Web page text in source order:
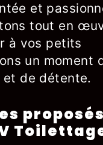
et
tout en
à vos petits
un moment
de détente.